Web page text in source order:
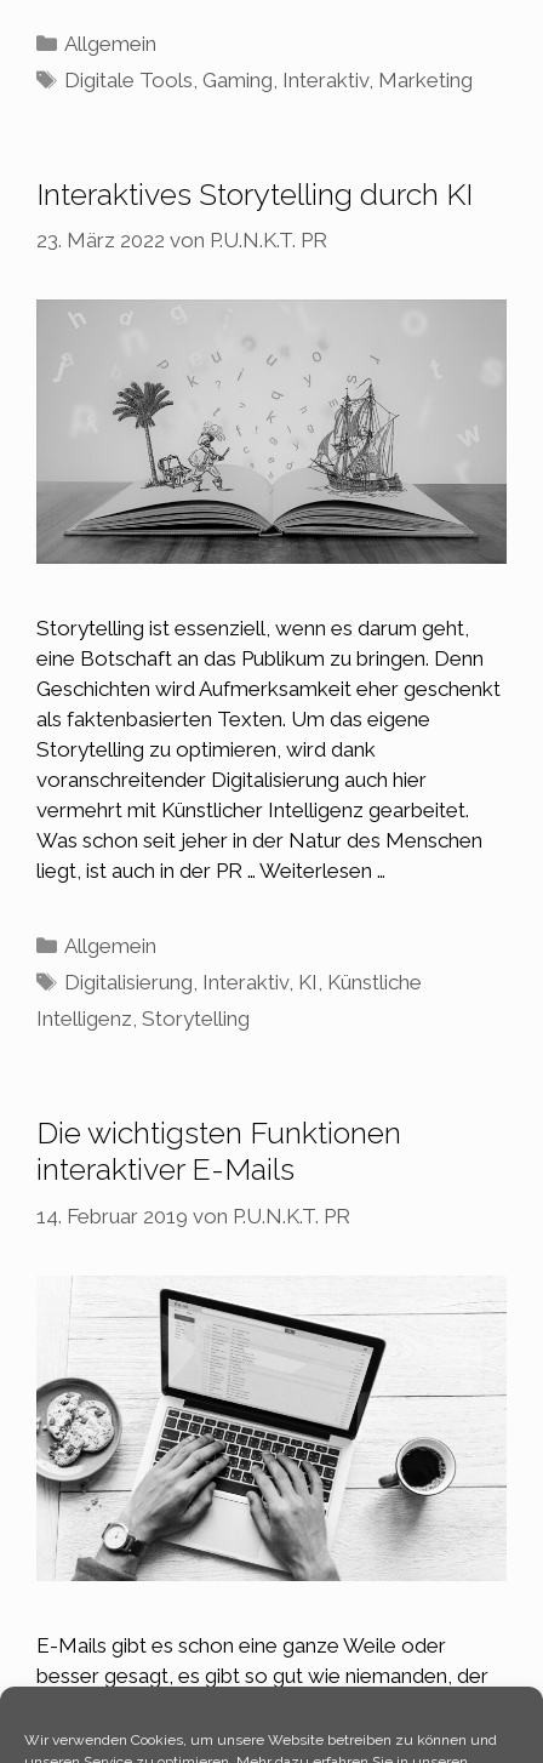
Wir verwenden Cookies, um unsere Website betreiben zu können und
Kategorien
Allgemein
Schlagwörter
Digitale Tools Gaming Interaktiv, Marketing
Interaktives Storytelling durch KI
23. März 2022 von P.U.N.K.T. PR
Storytelling ist essenziell, wenn es darum geht,
eine Botschaft an das Publikum zu bringen. Denn
Geschichten wird Aufmerksamkeit eher geschenkt
als faktenbasierten Texten. Um das eigene
Storytelling zu optimieren, wird dank
voranschreitender Digitalisierung auch hier
vermehrt mit Künstlicher Intelligenz gearbeitet.
Was schon seit jeher in der Natur des Menschen
liegt, ist auch in der PR … Weiterlesen …
Kategorien
Allgemein
Schlagwörter
Digitalisierung, Interaktiv, KI, Künstliche
Intelligenz, Storytelling
Die wichtigsten Funktionen
interaktiver E-Mails
14. Februar 2019 von P.U.N.K.T. PR
E-Mails gibt es schon eine ganze Weile oder
besser gesagt, es gibt so gut wie niemanden, der
um Aufmerksamkeit zu erreichen, muss man sich